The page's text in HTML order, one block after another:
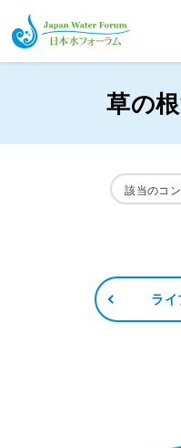
日本水フォーラム
草の
該当のコ
ライ